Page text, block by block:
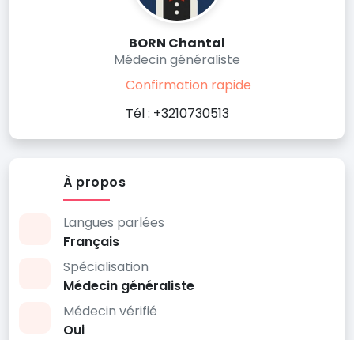
BORN Chantal
Médecin généraliste
Confirmation rapide
Tél : +3210730513
À propos
Langues parlées
Français
Spécialisation
Médecin généraliste
Médecin vérifié
Oui